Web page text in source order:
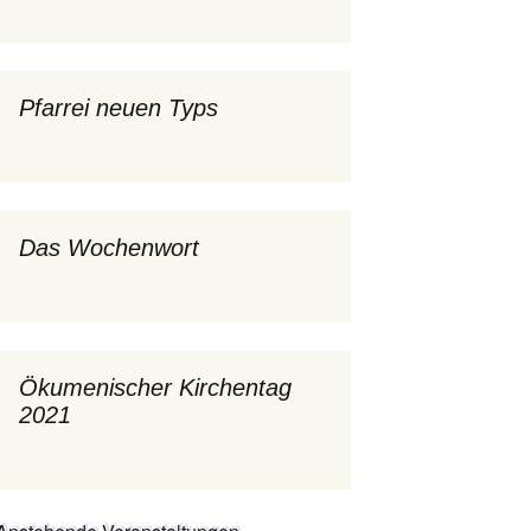
Wochenwort
Pfarrei neuen Typs
Das Wochenwort
Ökumenischer Kirchentag
2021